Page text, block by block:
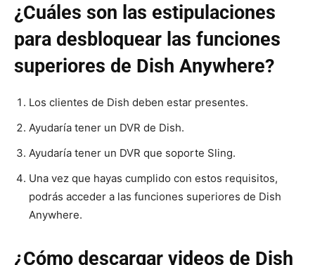
¿Cuáles son las estipulaciones
para desbloquear las funciones
superiores de Dish Anywhere?
Los clientes de Dish deben estar presentes.
Ayudaría tener un DVR de Dish.
Ayudaría tener un DVR que soporte Sling.
Una vez que hayas cumplido con estos requisitos,
podrás acceder a las funciones superiores de Dish
Anywhere.
¿Cómo descargar videos de Dish